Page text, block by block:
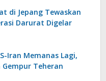
di Jepang Tewaskan
Darurat Digelar
Iran Memanas Lagi,
Teheran